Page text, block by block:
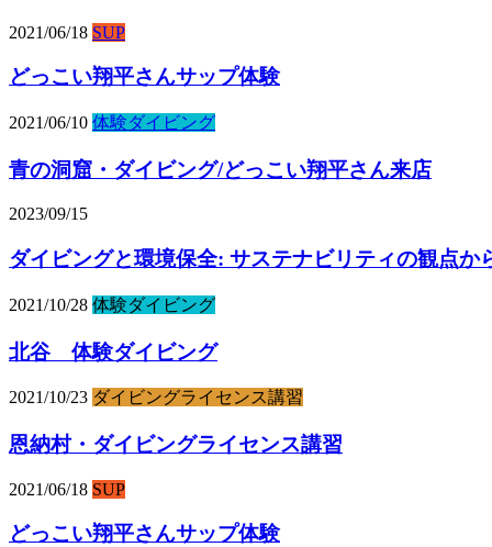
2021/06/18 SUP
どっこい翔平さんサップ体験
2021/06/10 体験ダイビング
青の洞窟・ダイビング/どっこい翔平さん来店
2023/09/15
ダイビングと環境保全: サステナビリティの観点か
2021/10/28 体験ダイビング
北谷 体験ダイビング
2021/10/23 ダイビングライセンス講習
恩納村・ダイビングライセンス講習
2021/06/18 SUP
どっこい翔平さんサップ体験